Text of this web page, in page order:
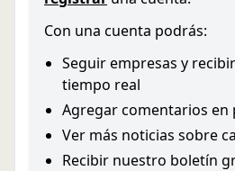
Con una cuenta podrás:
Seguir empresas y
tiempo real
Agregar comentarios en
Ver más noticias sobre
Recibir nuestro boletín